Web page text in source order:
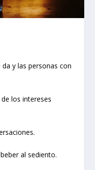
y las personas con
los intereses
al sediento.